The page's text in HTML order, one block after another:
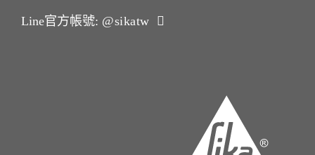
Line官方帳號: @sikatw